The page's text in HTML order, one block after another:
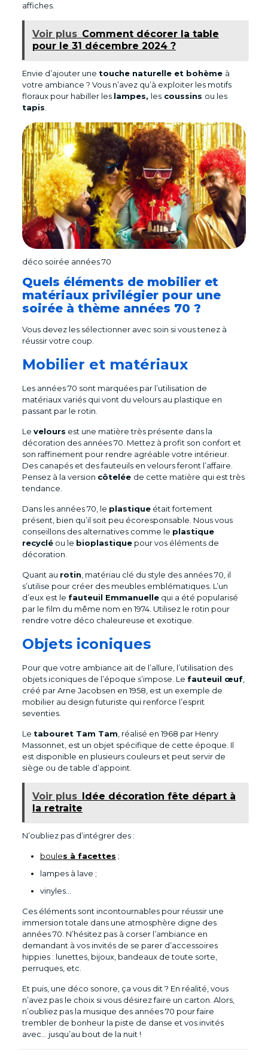
affiches.
Voir plus Comment décorer la table
pour le 31 décembre 2024 ?
Envie d’ajouter une touche naturelle et bohème à
votre ambiance ? Vous n’avez qu’à exploiter les motifs
floraux pour habiller les lampes, lescoussins ou les
tapis
déco soirée années 70
Quels éléments de mobilier et
matériaux privilégier pour une
soirée à thème années 70 ?
Vous devez les sélectionner avec soin si vous tenez à
réussir votre coup.
Mobilier et matériaux
Les années 70 sont marquées par l’utilisation de
matériaux variés qui vont du velours au plastique en
passant par le rotin.
Le velours est une matière très présente dans la
décoration des années 70. Mettez à profit son confort et
son raffinement pour rendre agréable votre intérieur.
Des canapés et des fauteuils en velours feront l’affaire.
Pensez à la version côtelée de cette matière qui est très
tendance.
Dans les années 70, le plastiqueétait fortement
présent, bien qu’il soit peu écoresponsable. Nous vous
conseillons des alternatives comme le plastique
recycléou le bioplastiquepour vos éléments de
décoration.
Quant au rotin , matériau clé du style des années 70, il
s’utilise pour créer des meubles emblématiques. L’un
d’eux est le fauteuil Emmanuellequi a été popularisé
par le film du même nom en 1974. Utilisez le rotin pour
rendre votre déco chaleureuse et exotique.
Objets iconiques
Pour que votre ambiance ait de l’allure, l’utilisation des
objets iconiques de l’époque s’impose. Le fauteuil œuf,
créé par Arne Jacobsen en 1958, est un exemple de
mobilier au design futuriste qui renforce l’esprit
seventies.
Le tabouret Tam Tam , réalisé en 1968 par Henry
Massonnet, est un objet spécifique de cette époque. Il
est disponible en plusieurs couleurs et peut servir de
siège ou de table d’appoint.
Voir plus Idée décoration fête départ à
la retraite
N’oubliez pas d’intégrer des :
boules à facettes ;
lampes à lave ;
vinyles…
Ces éléments sont incontournables pour réussir une
immersion totale dans une atmosphère digne des
années 70. N’hésitez pas à corser l’ambiance en
demandant à vos invités de se parer d’accessoires
hippies : lunettes, bijoux, bandeaux de toute sorte,
perruques, etc.
Et puis, une déco sonore, ça vous dit ? En réalité, vous
n’avez pas le choix si vous désirez faire un carton. Alors,
n’oubliez pas la musique des années 70 pour faire
trembler de bonheur la piste de danse et vos invités
avec… jusqu’au bout de la nuit !